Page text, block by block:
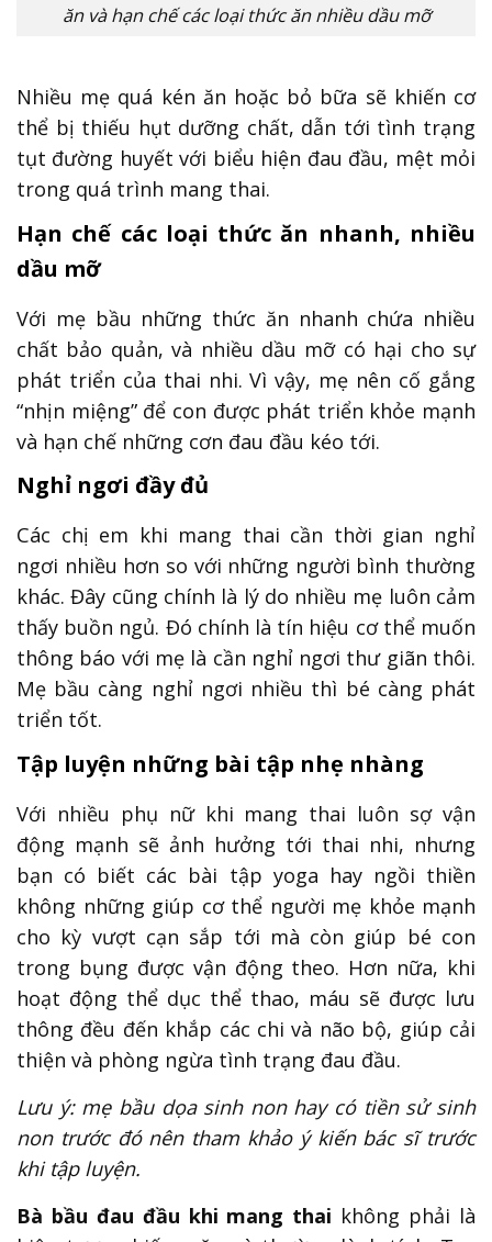
ăn và hạn chế các loại thức ăn nhiều dầu mỡ
Nhiều mẹ quá kén ăn hoặc bỏ bữa sẽ khiến cơ
thể bị thiếu hụt dưỡng chất, dẫn tới tình trạng
tụt đường huyết với biểu hiện đau đầu, mệt mỏi
trong quá trình mang thai.
Hạn chế các loại thức ăn nhanh, nhiều
dầu mỡ
Với mẹ bầu những thức ăn nhanh chứa nhiều
chất bảo quản, và nhiều dầu mỡ có hại cho sự
phát triển của thai nhi. Vì vậy, mẹ nên cố gắng
“nhịn miệng” để con được phát triển khỏe mạnh
và hạn chế những cơn đau đầu kéo tới.
Nghỉ ngơi đầy đủ
Các chị em khi mang thai cần thời gian nghỉ
ngơi nhiều hơn so với những người bình thường
khác. Đây cũng chính là lý do nhiều mẹ luôn cảm
thấy buồn ngủ. Đó chính là tín hiệu cơ thể muốn
thông báo với mẹ là cần nghỉ ngơi thư giãn thôi.
Mẹ bầu càng nghỉ ngơi nhiều thì bé càng phát
triển tốt.
Tập luyện những bài tập nhẹ nhàng
Với nhiều phụ nữ khi mang thai luôn sợ vận
động mạnh sẽ ảnh hưởng tới thai nhi, nhưng
bạn có biết các bài tập yoga hay ngồi thiền
không những giúp cơ thể người mẹ khỏe mạnh
cho kỳ vượt cạn sắp tới mà còn giúp bé con
trong bụng được vận động theo. Hơn nữa, khi
hoạt động thể dục thể thao, máu sẽ được lưu
thông đều đến khắp các chi và não bộ, giúp cải
thiện và phòng ngừa tình trạng đau đầu.
Lưu ý: mẹ bầu dọa sinh non hay có tiền sử sinh
non trước đó nên tham khảo ý kiến bác sĩ trước
khi tập luyện.
Bà bầu đau đầu khi mang thai không phải là